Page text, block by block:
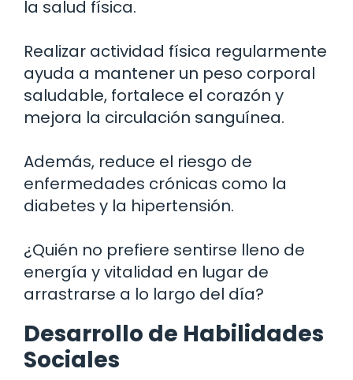
la salud física.
Realizar actividad física regularmente
ayuda a mantener un peso corporal
saludable, fortalece el corazón y
mejora la circulación sanguínea.
Además, reduce el riesgo de
enfermedades crónicas como la
diabetes y la hipertensión.
¿Quién no prefiere sentirse lleno de
energía y vitalidad en lugar de
arrastrarse a lo largo del día?
Desarrollo de Habilidades
Sociales